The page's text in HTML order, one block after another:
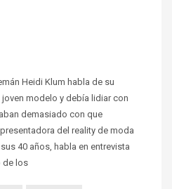
Heidi Klum habla de su
modelo y debía lidiar con
demasiado con que
del reality de moda
sus 40 años, habla en entrevista
de los